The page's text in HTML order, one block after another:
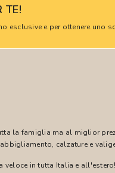
TE!
esclusive e per ottenere uno
la famiglia ma al miglior
calzature e
veloce in tutta Italia e all'estero!